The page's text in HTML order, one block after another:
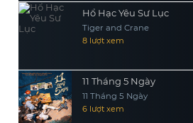
Hổ Hạc Yêu Sư Lục
Tiger and Crane
8 lượt xem
11 Tháng 5 Ngày
11 Tháng 5 Ngày
6 lượt xem